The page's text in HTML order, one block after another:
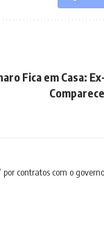
Fica em Casa:
por contratos com o